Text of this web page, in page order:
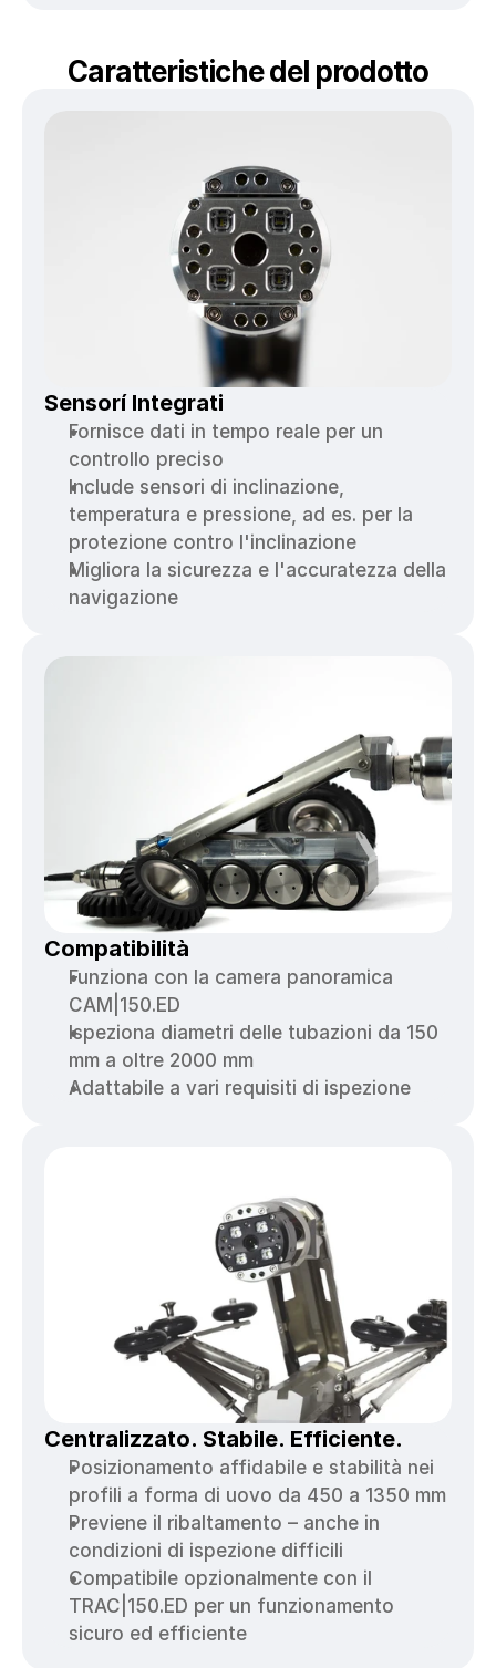
Caratteristiche del prodotto
Sensorí Integrati
Fornisce dati in tempo reale per un
controllo preciso
Include sensori di inclinazione,
temperatura e pressione, ad es. per la
protezione contro l'inclinazione
Migliora la sicurezza e l'accuratezza della
navigazione
Compatibilità
Funziona con la camera panoramica
CAM|150.ED
Ispeziona diametri delle tubazioni da 150
mm a oltre 2000 mm
Adattabile a vari requisiti di ispezione
Centralizzato. Stabile. Efficiente.
Posizionamento affidabile e stabilità nei
profili a forma di uovo da 450 a 1350 mm
Previene il ribaltamento – anche in
condizioni di ispezione difficili
Compatibile opzionalmente con il
TRAC|150.ED per un funzionamento
sicuro ed efficiente